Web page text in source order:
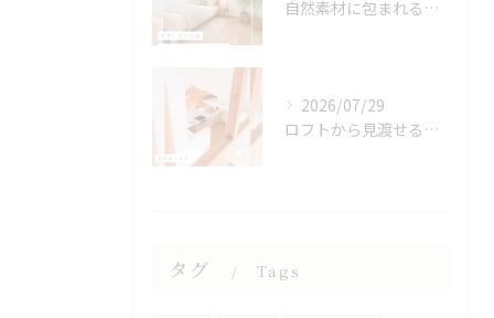
自然素材に包まれる、心地よい寝室🌿
2026/07/29
ロフトから見渡せる、開放的なキッチン🌿
タグ Tags